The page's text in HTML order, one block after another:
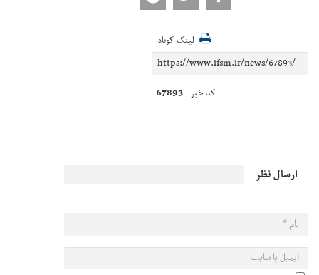
لینک کوتاه
کد خبر 67893
ارسال نظر